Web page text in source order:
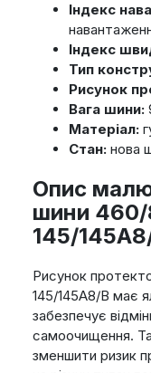
Індекс
Індекс
Тип
Рисунок
Вага шини:
Матеріал:
Стан:нова
Опис
шини 460/
145/
Рисунок
145/145A8/B має
забезпечує
самоочищення.
зменшити ризик